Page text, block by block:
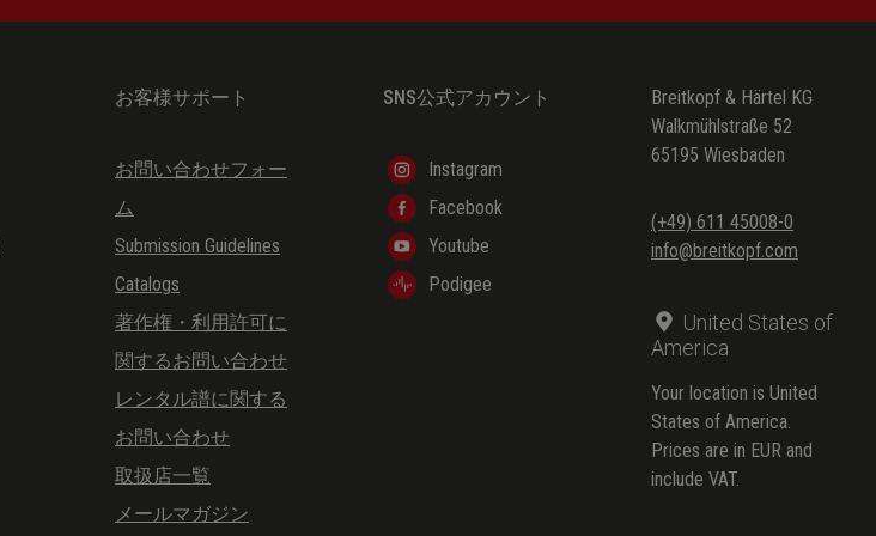
お客様サポート
お問い合わせフォー
ム
Submission Guidelines
Catalogs
著作権・利用許可に
関するお問い合わせ
レンタル譜に関する
お問い合わせ
取扱店一覧
メールマガジン
SNS公式アカウント
Instagram
Facebook
Youtube
Podigee
Breitkopf & Härtel KG
Walkmühlstraße 52
65195 Wiesbaden
(+49) 611 45008-0
info@breitkopf.com
United States of
America
Your location is United
States of America.
Prices are in EUR and
include VAT.